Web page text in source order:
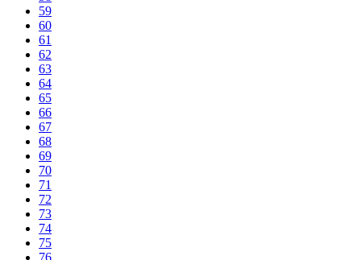
59
60
61
62
63
64
65
66
67
68
69
70
71
72
73
74
75
76